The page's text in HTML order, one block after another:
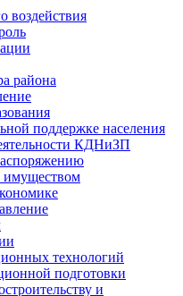
воздействия
района
поддержке населения
КДНиЗП
технологий
подготовки
и